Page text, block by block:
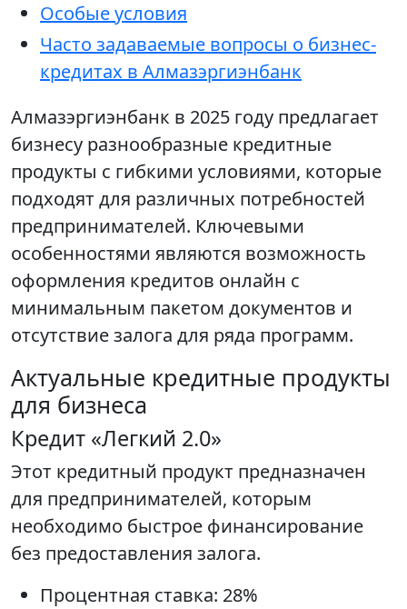
Особые условия
Часто задаваемые вопросы о бизнес-
кредитах в Алмазэргиэнбанк
Алмазэргиэнбанк в 2025 году предлагает
бизнесу разнообразные кредитные
продукты с гибкими условиями, которые
подходят для различных потребностей
предпринимателей. Ключевыми
особенностями являются возможность
оформления кредитов онлайн с
минимальным пакетом документов и
отсутствие залога для ряда программ.
Актуальные кредитные продукты
для бизнеса
Кредит «Легкий 2.0»
Этот кредитный продукт предназначен
для предпринимателей, которым
необходимо быстрое финансирование
без предоставления залога.
Процентная ставка: 28%